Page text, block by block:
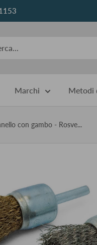
Marchi Metodi
con gambo - Rosve...